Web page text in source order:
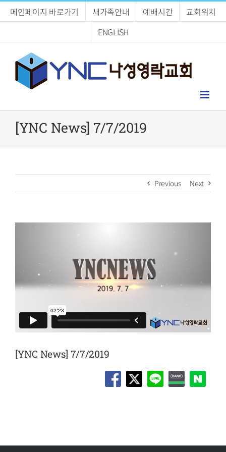
메인페이지 바로가기 새가족안내 예배시간
교회위치
ENGLISH
[YNC News] 7/7/2019
Previous Next
[YNC News] 7/7/2019